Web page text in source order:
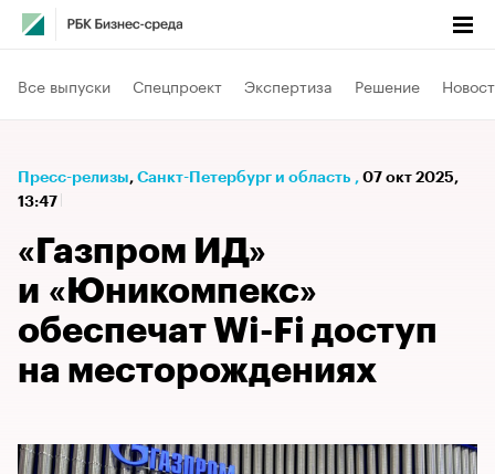
Все выпуски Спецпроект Экспертиза Решение
Пресс-релизы⁠, Санкт-Петербург и область , 07 окт 2025,
13:47
«Газпром ИД»
и «Юникомпекс»
обеспечат Wi-Fi доступ
на месторождениях